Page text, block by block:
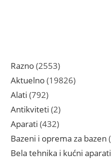
Razno 25532553
proizvoda
Aktuelno 1982619826
Alati 792792
proizvoda
Antikviteti 22
proizvoda
Aparati 432432
proizvoda
Bazeni i oprema za bazen
Bela tehnika i kućni aparati